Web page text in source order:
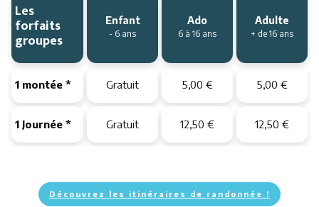
Les
forfaits
groupes
Enfant
- 6 ans
Ado
6 à 16 ans
Adulte
+ de 16 ans
1 montée * Gratuit 5,00 € 5,00 €
1 Journée * Gratuit 12,50 € 12,50 €
Découvrez les itinéraires de randonnée !